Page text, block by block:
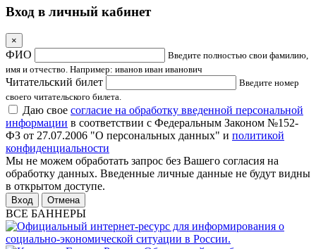
Вход в личный кабинет
×
ФИО
Введите полностью свои фамилию,
имя и отчество. Например: иванов иван иванович
Читательский билет
Введите номер
своего читательского билета.
Даю свое согласие на обработку введенной персональной
информации в соответствии с Федеральным Законом №152-
ФЗ от 27.07.2006 "О персональных данных" и политикой
конфиденциальности
Мы не можем обработать запрос без Вашего согласия на
обработку данных. Введенные личные данные не будут видны
в открытом доступе.
Отмена
ВСЕ БАННЕРЫ